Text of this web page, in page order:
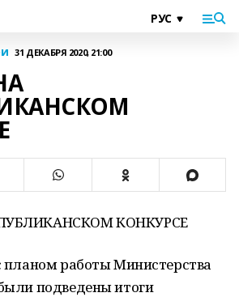
31 ДЕКАБРЯ 2020, 21:00
КОНКУРСЕ
планом работы Министерства
подведены итоги